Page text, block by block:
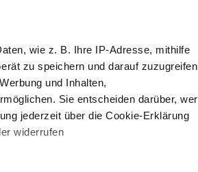
wie z. B. Ihre IP-Adresse, mithilfe
zu speichern und darauf zuzugreifen
und Inhalten,
Sie entscheiden darüber, wer
jederzeit über die Cookie-Erklärung
widerrufen